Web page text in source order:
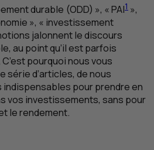
durable (ODD) », «PAI1 »,
», « investissement
jalonnent le discours
au point qu’il est parfois
pourquoi nous vous
série d’articles, de nous
pour prendre en
vos investissements, sans pour
le rendement.